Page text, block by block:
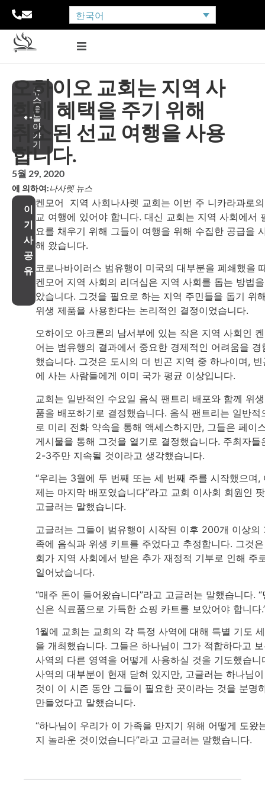
한국어
뉴
스
로
돌
아
가
기
오하이오 교회는 지역 사
회에 혜택을 주기 위해
취소된 선교 여행을 사용
합니다.
5월 29, 2020
에 의하여:나사렛 뉴스
이
기
사
공
유
켄모어 지역 사회나사렛 교회는 이번 주 니카라과로
교 여행에 있어야 합니다. 대신 교회는 지역 사회에서
요를 채우기 위해 그들이 여행을 위해 수집한 공급을
해 왔습니다.
코로나바이러스 범유행이 미국의 대부분을 폐쇄했을
켄모어 지역 사회의 리더십은 지역 사회를 돕는 방법
았습니다. 그것을 필요로 하는 지역 주민들을 돕기 위
위생 제품을 사용한다는 논리적인 결정이었습니다.
오하이오 아크론의 남서부에 있는 작은 지역 사회인
어는 범유행의 결과에서 중요한 경제적인 어려움을 경
했습니다. 그것은 도시의 더 빈곤 지역 중 하나이며, 빈
에 사는 사람들에게 이미 국가 평균 이상입니다.
교회는 일반적인 수요일 음식 팬트리 배포와 함께 위
품을 배포하기로 결정했습니다. 음식 팬트리는 일반적
로 미리 전화 약속을 통해 액세스하지만, 그들은 페이
게시물을 통해 그것을 열기로 결정했습니다. 주최자들
2-3주만 지속될 것이라고 생각했습니다.
“우리는 3월에 두 번째 또는 세 번째 주를 시작했으며,
제는 마지막 배포였습니다”라고 교회 이사회 회원인 팟
고글러는 말했습니다.
고글러는 그들이 범유행이 시작된 이후 200개 이상의
족에 음식과 위생 키트를 주었다고 추정합니다. 그것
회가 지역 사회에서 받은 추가 재정적 기부로 인해 주
일어났습니다.
“매주 돈이 들어왔습니다”라고 고글러는 말했습니다. “
신은 식료품으로 가득한 쇼핑 카트를 보았어야 합니다
1월에 교회는 교회의 각 특정 사역에 대해 특별 기도
을 개최했습니다. 그들은 하나님이 그가 적합하다고
사역의 다른 영역을 어떻게 사용하실 것을 기도했습니
사역의 대부분이 현재 닫혀 있지만, 고글러는 하나님
것이 이 시즌 동안 그들이 필요한 곳이라는 것을 분명
만들었다고 말했습니다.
“하나님이 우리가 이 가족을 만지기 위해 어떻게 도왔
지 놀라운 것이었습니다”라고 고글러는 말했습니다.